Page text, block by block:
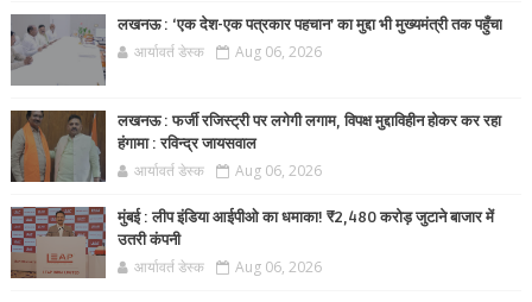
लखनऊ : ‘एक देश-एक पत्रकार पहचान’ का मुद्दा भी मुख्यमंत्री तक पहुँचा
आर्यावर्त डेस्क Aug 06, 2026
लखनऊ : फर्जी रजिस्ट्री पर लगेगी लगाम, विपक्ष मुद्दाविहीन होकर कर रहा
हंगामा : रविन्द्र जायसवाल
आर्यावर्त डेस्क Aug 06, 2026
मुंबई : लीप इंडिया आईपीओ का धमाका! ₹2,480 करोड़ जुटाने बाजार में
उतरी कंपनी
आर्यावर्त डेस्क Aug 06, 2026